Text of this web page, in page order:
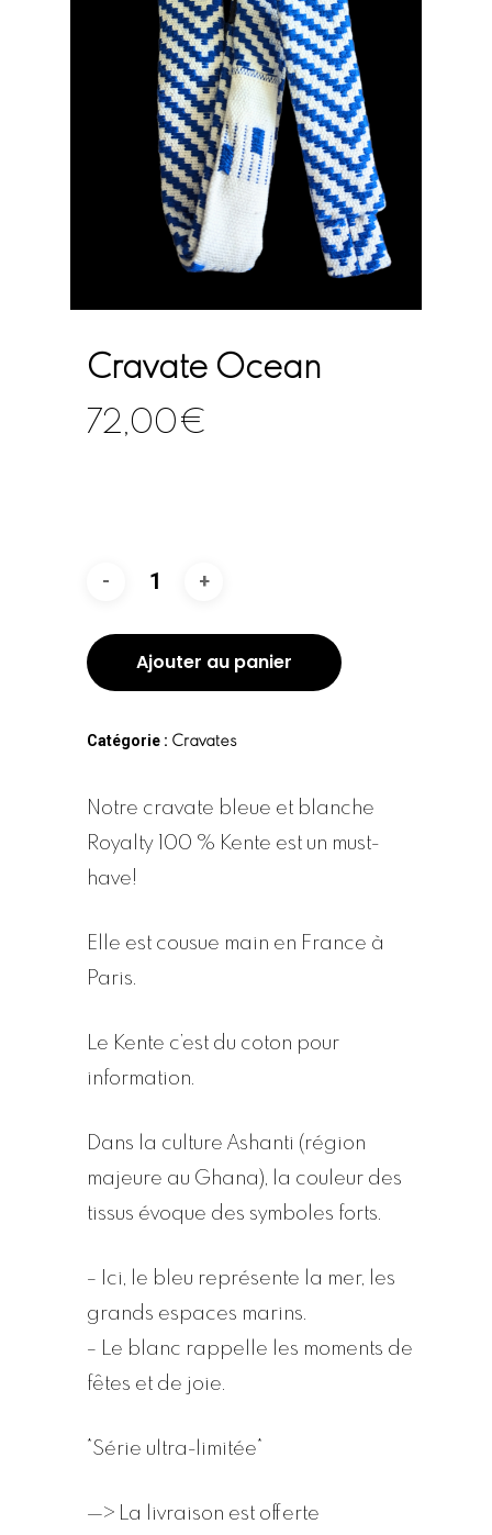
Cravate Ocean
72,00€
Ajouter au panier
Catégorie : Cravates
Notre cravate bleue et blanche
Royalty 100 % Kente est un must-
have!
Elle est cousue main en France à
Paris.
Le Kente c’est du coton pour
information.
Dans la culture Ashanti (région
majeure au Ghana), la couleur des
tissus évoque des symboles forts.
– Ici, le bleu représente la mer, les
grands espaces marins.
– Le blanc rappelle les moments de
fêtes et de joie.
*Série ultra-limitée*
—> La livraison est offerte